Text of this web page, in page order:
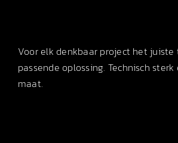
Voor elk denkbaar project het
passende oplossing. Technisch
maat.